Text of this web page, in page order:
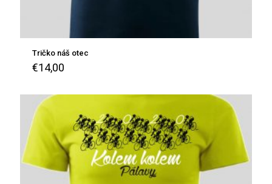
Tričko náš otec
€14,00